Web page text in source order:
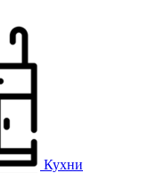
Кухни